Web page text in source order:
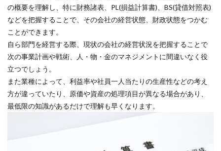
の概要を理解し、特に財務諸表、PL(損益計算書)、BS(貸借対照表)
などを把握することで、その会社の経営状態、財政状態をつかむ
ことができます。
自ら部門を経営する際、現状の会社の経営状況を把握することで
次の事業計画や戦術、人・物・金のマネジメントに間違いなく役
立つでしょう。
また業種によって、利益率や社員一人当たりの生産性などの考え
方が違っていたり、原価や資産の処理項目が異なる場合があり、
最低限の知識があるだけで理解も早くなります。